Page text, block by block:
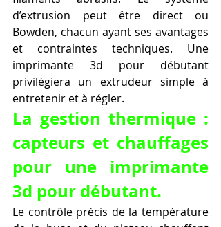
d’extrusion peut être direct ou
Bowden, chacun ayant ses avantages
et contraintes techniques. Une
imprimante 3d pour débutant
privilégiera un extrudeur simple à
entretenir et à régler.
La gestion thermique :
capteurs et chauffages
pour une imprimante
3d pour débutant.
Le contrôle précis de la température